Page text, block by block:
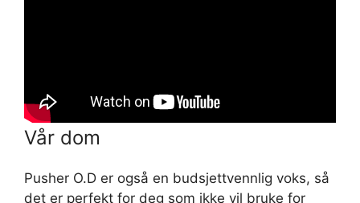
Vår dom
Pusher O.D er også en budsjettvennlig voks, så
det er perfekt for deg som ikke vil bruke for